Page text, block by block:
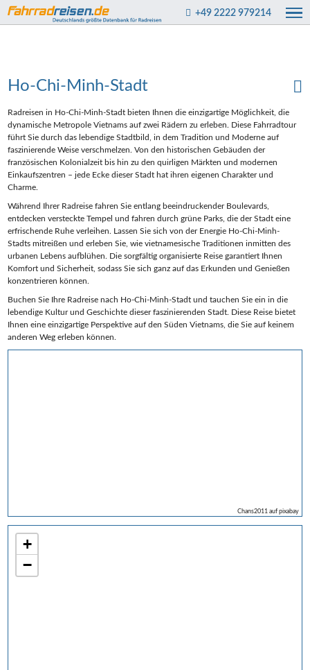
+49 2222 979214
Chans2011 auf pixabay
+
−
Ho-Chi-Minh-Stadt
Radreisen in Ho-Chi-Minh-Stadt bieten Ihnen die einzigartige Möglichkeit, die
dynamische Metropole Vietnams auf zwei Rädern zu erleben. Diese Fahrradtour
führt Sie durch das lebendige Stadtbild, in dem Tradition und Moderne auf
faszinierende Weise verschmelzen. Von den historischen Gebäuden der
französischen Kolonialzeit bis hin zu den quirligen Märkten und modernen
Einkaufszentren – jede Ecke dieser Stadt hat ihren eigenen Charakter und
Charme.
Während Ihrer Radreise fahren Sie entlang beeindruckender Boulevards,
entdecken versteckte Tempel und fahren durch grüne Parks, die der Stadt eine
erfrischende Ruhe verleihen. Lassen Sie sich von der Energie Ho-Chi-Minh-
Stadts mitreißen und erleben Sie, wie vietnamesische Traditionen inmitten des
urbanen Lebens aufblühen. Die sorgfältig organisierte Reise garantiert Ihnen
Komfort und Sicherheit, sodass Sie sich ganz auf das Erkunden und Genießen
konzentrieren können.
Buchen Sie Ihre Radreise nach Ho-Chi-Minh-Stadt und tauchen Sie ein in die
lebendige Kultur und Geschichte dieser faszinierenden Stadt. Diese Reise bietet
Ihnen eine einzigartige Perspektive auf den Süden Vietnams, die Sie auf keinem
anderen Weg erleben können.